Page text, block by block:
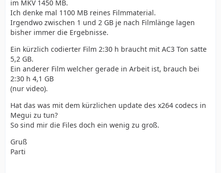
im MKV 1450 MB.
Ich denke mal 1100 MB reines Filmmaterial.
Irgendwo zwischen 1 und 2 GB je nach Filmlänge lagen
bisher immer die Ergebnisse.
Ein kürzlich codierter Film 2:30 h braucht mit AC3 Ton satte
5,2 GB.
Ein anderer Film welcher gerade in Arbeit ist, brauch bei
2:30 h 4,1 GB
(nur video).
Hat das was mit dem kürzlichen update des x264 codecs in
Megui zu tun?
So sind mir die Files doch ein wenig zu groß.
Gruß
Parti